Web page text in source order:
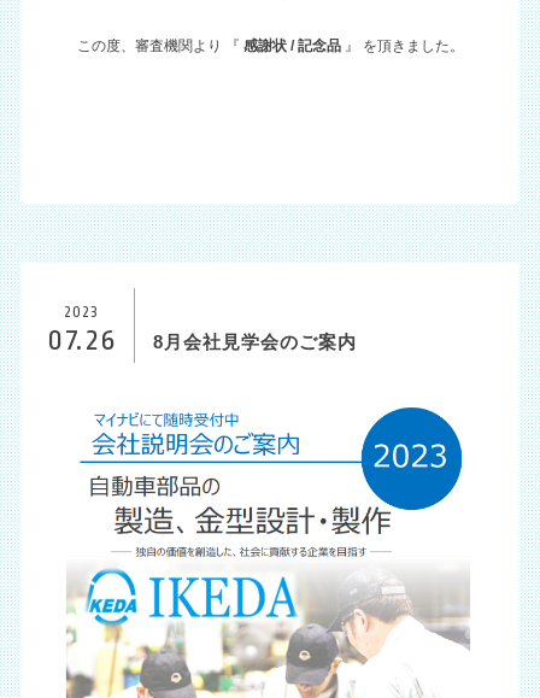
この度、審査機関より 『 感謝状 /記念品 』 を頂きました。
2023
07.26 8月会社見学会のご案内